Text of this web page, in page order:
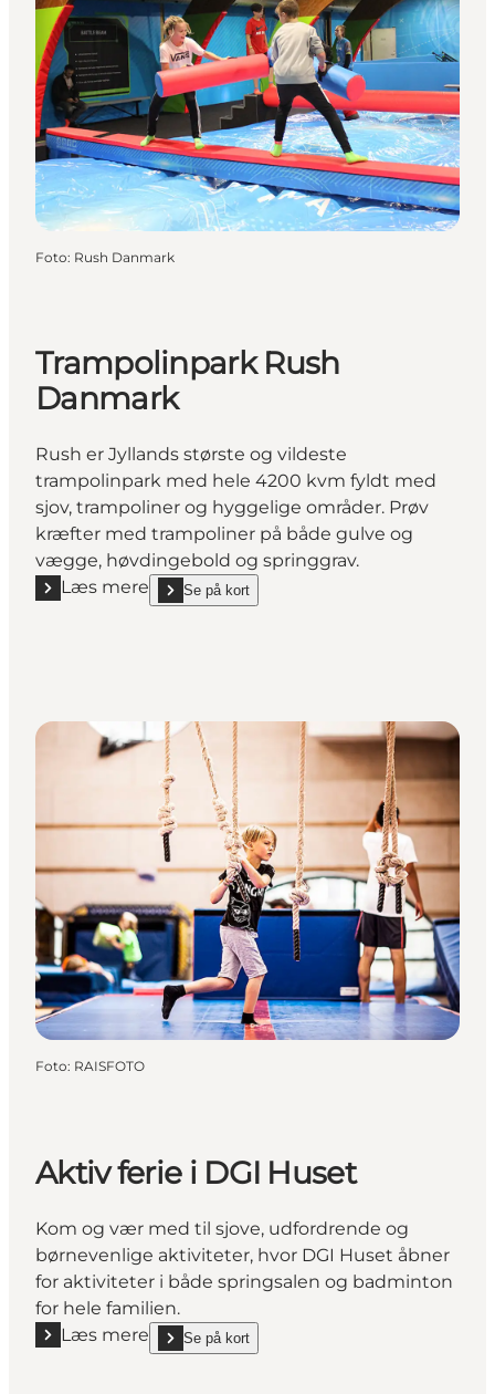
Foto: Rush Danmark
Trampolinpark Rush
Danmark
Rush er Jyllands største og vildeste
trampolinpark med hele 4200 kvm fyldt med
sjov, trampoliner og hyggelige områder. Prøv
kræfter med trampoliner på både gulve og
vægge, høvdingebold og springgrav.
Læs mere
Læs mere "Trampolinpark Rush Danmark"
Se på kort
show Trampolinpark Rush Danmark on_map
Foto: RAISFOTO
Aktiv ferie i DGI Huset
Kom og vær med til sjove, udfordrende og
børnevenlige aktiviteter, hvor DGI Huset åbner
for aktiviteter i både springsalen og badminton
for hele familien.
Læs mere
Læs mere "Aktiv ferie i DGI Huset"
Se på kort
show Aktiv ferie i DGI Huset on_map